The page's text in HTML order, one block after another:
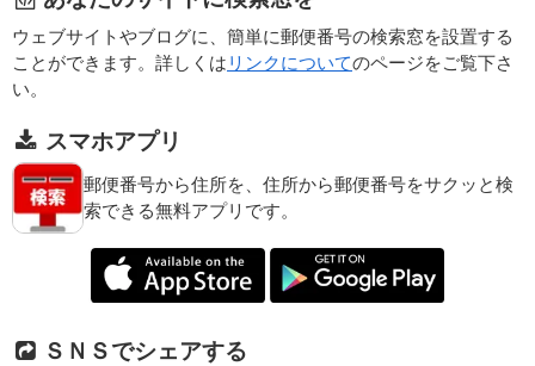
ウェブサイトやブログに、簡単に郵便番号の検索窓を設置する
ことができます。詳しくは リンクについてのページをご覧下さ
い。
スマホアプリ
郵便番号から住所を、住所から郵便番号をサクッと検
索できる無料アプリです。
ＳＮＳでシェアする